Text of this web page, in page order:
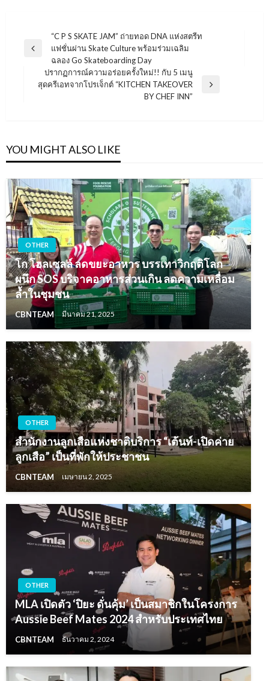
แนะแนว
เรื่อง
Previous
“C P S SKATE JAM” ถ่ายทอด DNA แห่งสตรีท
แฟชั่นผ่าน Skate Culture พร้อมร่วมเฉลิม
ฉลอง Go Skateboarding Day
Next
ปรากฏการณ์ความอร่อยครั้งใหม่!! กับ 5 เมนู
สุดครีเอทจากโปรเจ็กต์ “KITCHEN TAKEOVER
BY CHEF INN”
YOU MIGHT ALSO LIKE
OTHER
โก โฮลเซลล์ ลดขยะอาหาร บรรเทาวิกฤติโลก
ผนึก SOS บริจาคอาหารส่วนเกิน ลดความเหลื่อม
ล้ำในชุมชน
CBNTEAM มีนาคม 21, 2025
OTHER
สำนักงานลูกเสือแห่งชาติบริการ “เต้นท์-เปิดค่าย
ลูกเสือ” เป็นที่พักให้ประชาชน
CBNTEAM เมษายน 2, 2025
OTHER
MLA เปิดตัว ‘ปิยะ ดั่นคุ้ม’ เป็นสมาชิกในโครงการ
Aussie Beef Mates 2024 สำหรับประเทศไทย
CBNTEAM ธันวาคม 2, 2024